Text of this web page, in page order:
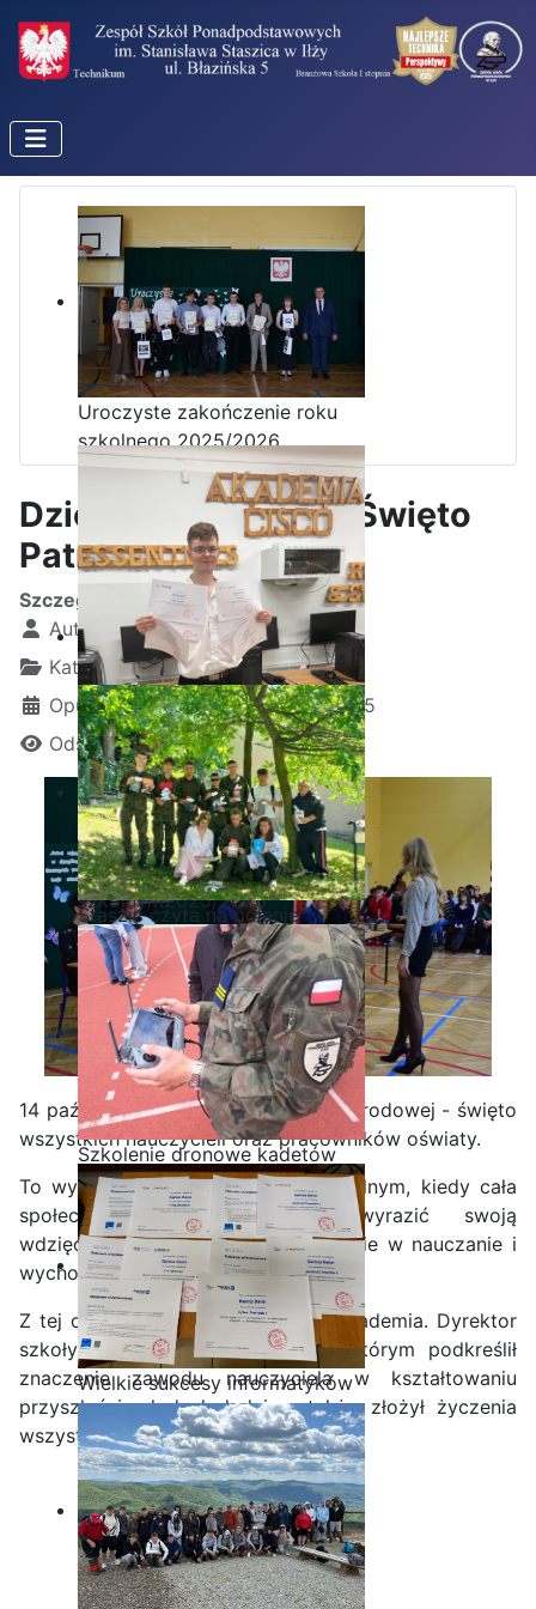
Uroczyste zakończenie roku
szkolnego 2025/2026
Ostatnia garść certyfikatów
Akademii CISCO w roku
szkolnym2025/2026
Staszic czyta na polanie
Szkolenie dronowe kadetów
OPW w Staszicu
Wielkie sukcesy informatyków
ze Staszica w Akademii
CISCO!
Dzień Nauczyciela i Święto
Patrona Szkoły
Szczegóły
Autor:
Kamil Krosta
Kategoria:Uncategorised
Opublikowano: 14 październik 2025
Odsłon: 14479
14 października to Dzień Edukacji Narodowej - święto
wszystkich nauczycieli oraz pracowników oświaty.
To wyjątkowy moment w roku szkolnym, kiedy cała
społeczność szkolna może wyrazić swoją
wdzięczność za trud i zaangażowanie w nauczanie i
wychowanie młodzieży.
Z tej okazji odbyła się uroczysta akademia. Dyrektor
szkoły wygłosił przemówienie, w którym podkreślił
znaczenie zawodu nauczyciela w kształtowaniu
przyszłości młodych ludzi, a także złożył życzenia
wszystkim pracownikom szkoły.
Zobacz zdjęcia